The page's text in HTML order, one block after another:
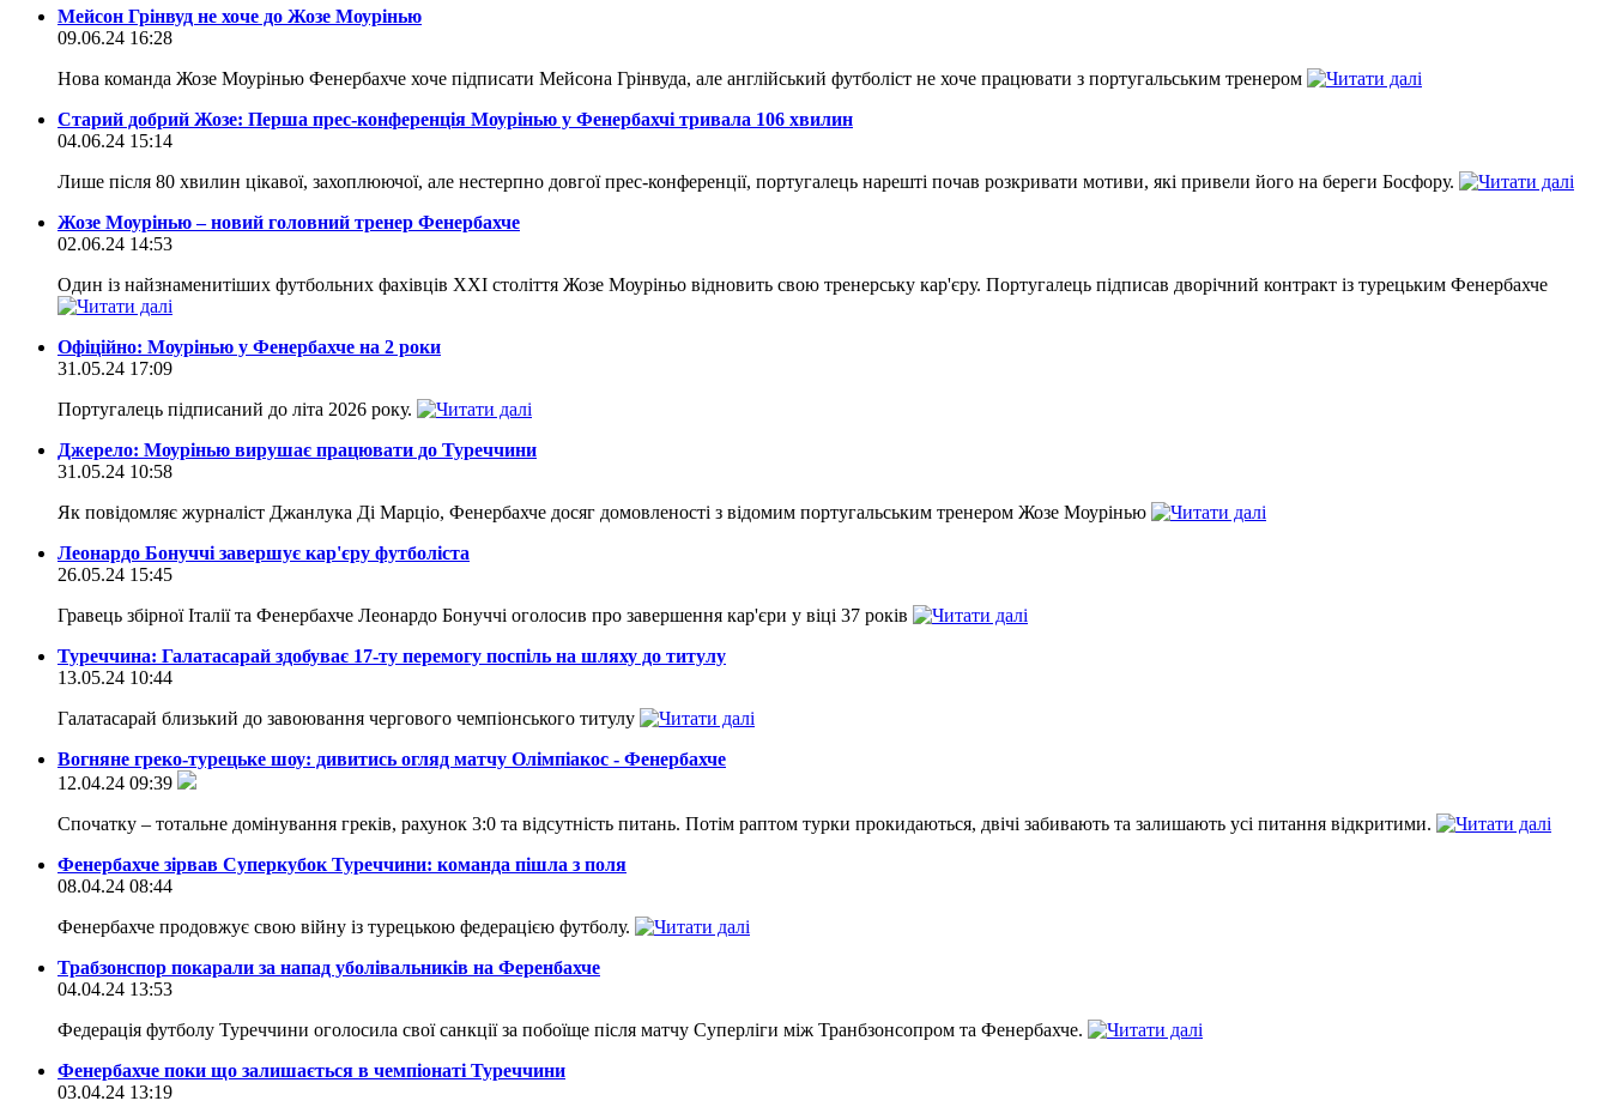
Мейсон Грінвуд не хоче до Жозе Моурінью
09.06.24 16:28
Нова команда Жозе Моурінью Фенербахче хоче підписати Мейсона Грінвуда, але англійський футболіст не хоче працювати з португальським тренером
Старий добрий Жозе: Перша прес-конференція Моурінью у Фенербахчі тривала 106 хвилин
04.06.24 15:14
Лише після 80 хвилин цікавої, захоплюючої, але нестерпно довгої прес-конференції, португалець нарешті почав розкривати мотиви, які привели його на береги Босфору.
Жозе Моурінью – новий головний тренер Фенербахче
02.06.24 14:53
Один із найзнаменитіших футбольних фахівців ХХI століття Жозе Моуріньо відновить свою тренерську кар'єру. Португалець підписав дворічний контракт із турецьким Фенербахче
Офіційно: Моурінью у Фенербахче на 2 роки
31.05.24 17:09
Португалець підписаний до літа 2026 року.
Джерело: Моурінью вирушає працювати до Туреччини
31.05.24 10:58
Як повідомляє журналіст Джанлука Ді Марціо, Фенербахче досяг домовленості з відомим португальським тренером Жозе Моурінью
Леонардо Бонуччі завершує кар'єру футболіста
26.05.24 15:45
Гравець збірної Італії та Фенербахче Леонардо Бонуччі оголосив про завершення кар'єри у віці 37 років
Туреччина: Галатасарай здобуває 17-ту перемогу поспіль на шляху до титулу
13.05.24 10:44
Галатасарай близький до завоювання чергового чемпіонського титулу
Вогняне греко-турецьке шоу: дивитись огляд матчу Олімпіакос - Фенербахче
12.04.24 09:39
Спочатку – тотальне домінування греків, рахунок 3:0 та відсутність питань. Потім раптом турки прокидаються, двічі забивають та залишають усі питання відкритими.
Фенербахче зірвав Суперкубок Туреччини: команда пішла з поля
08.04.24 08:44
Фенербахче продовжує свою війну із турецькою федерацією футболу.
Трабзонспор покарали за напад уболівальників на Ференбахче
04.04.24 13:53
Федерація футболу Туреччини оголосила свої санкції за побоїще після матчу Суперліги між Транбзонсопром та Фенербахче.
Фенербахче поки що залишається в чемпіонаті Туреччини
03.04.24 13:19